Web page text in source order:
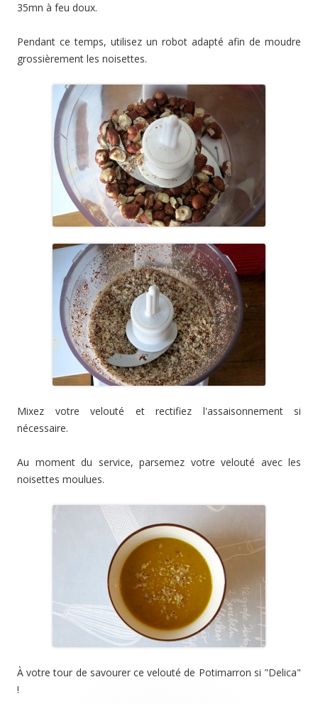
35mn à feu doux.
Pendant ce temps, utilisez un robot adapté afin de moudre
grossièrement les noisettes.
Mixez votre velouté et rectifiez l'assaisonnement si
nécessaire.
Au moment du service, parsemez votre velouté avec les
noisettes moulues.
À votre tour de savourer ce velouté de Potimarron si "Delica"
!